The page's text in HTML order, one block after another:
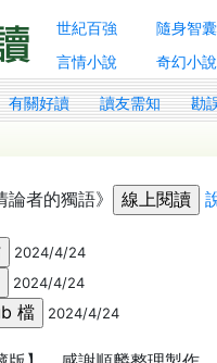
世紀百強 隨身智囊
言情小說
奇幻小說
有關好讀 讀友需知 勘
論者的獨語》
2024/4/24
2024/4/24
2024/4/24